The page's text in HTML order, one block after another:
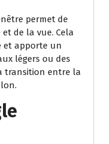
permet de
de la vue. Cela
et apporte un
légers ou des
transition entre la